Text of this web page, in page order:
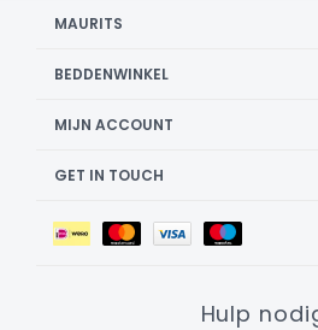
MAURITS
BEDDENWINKEL
MIJN ACCOUNT
GET IN TOUCH
Hulp